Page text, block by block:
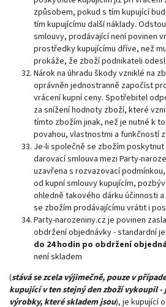
způsobem, pokud s tím kupující
tím kupujícímu další náklady.
smlouvy, prodávající není povinen
prostředky kupujícímu dříve, než
prokáže, že zboží podnikateli
Nárok na úhradu škody vzniklé na
oprávněn jednostranně započíst
vrácení kupní ceny. Spotřebitel
za snížení hodnoty zboží, které
tímto zbožím jinak, než je nutné k
povahou, vlastnostmi a funkčností
Je-li společně se zbožím
darovací smlouva mezi Party-
uzavřena s rozvazovací
od kupní smlouvy kupujícím,
ohledně takového dárku účinnosti
se zbožím prodávajícímu vrátit i
Party-narozeniny.cz je povinen
obdržení objednávky - standardní je
do 24 hodin po obdržení
není skladem
(stává se zcela výjimečně, pouze v
kupující v ten stejný den zboží vykoupil -
výrobky, které skladem jsou), je kupující